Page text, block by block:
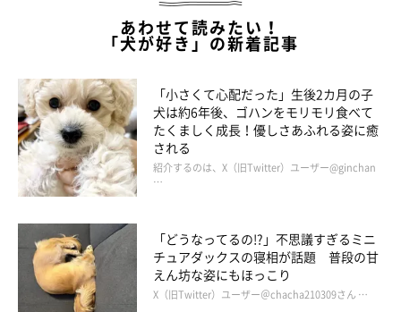
「穏やかな性格のなっちゃんは、おもちゃはすべてここちゃんに
ばすぐに飛んでいく、優しいお姉ちゃんです。
2頭が寄り添っている姿を見ると、 『仲良し姉妹になったなぁ』
と実感します」
あわせて読みたい！
「犬が好き」の新着記事
「小さくて心配だった」生後2カ月の子
犬は約6年後、ゴハンをモリモリ食べて
たくましく成長！優しさあふれる姿に癒
される
紹介するのは、X（旧Twitter）ユーザー@ginchan
…
「どうなってるの!?」不思議すぎるミニ
チュアダックスの寝相が話題 普段の甘
えん坊な姿にもほっこり
X（旧Twitter）ユーザー＠chacha210309さん …